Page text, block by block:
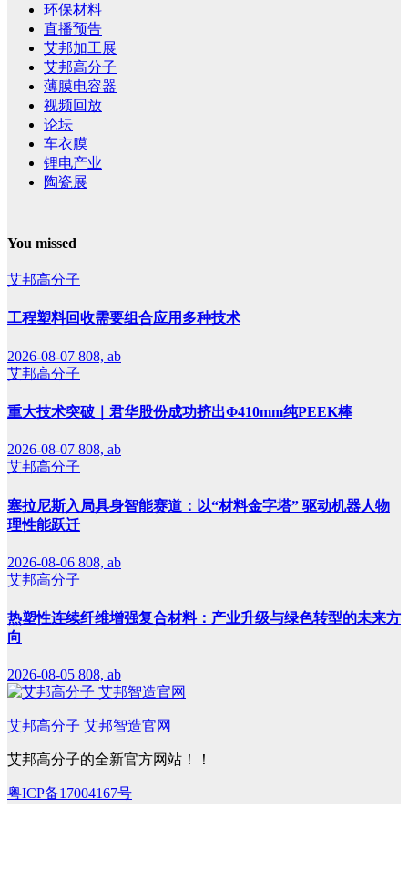
环保材料
直播预告
艾邦加工展
艾邦高分子
薄膜电容器
视频回放
论坛
车衣膜
锂电产业
陶瓷展
You missed
艾邦高分子
工程塑料回收需要组合应用多种技术
2026-08-07 808, ab
艾邦高分子
重大技术突破｜君华股份成功挤出Φ410mm纯PEEK棒
2026-08-07 808, ab
艾邦高分子
塞拉尼斯入局具身智能赛道：以“材料金字塔” 驱动机器人物
理性能跃迁
2026-08-06 808, ab
艾邦高分子
热塑性连续纤维增强复合材料：产业升级与绿色转型的未来方
向
2026-08-05 808, ab
艾邦高分子 艾邦智造官网
艾邦高分子的全新官方网站！！
粤ICP备17004167号